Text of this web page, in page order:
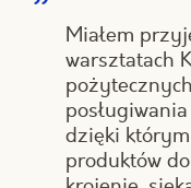
Miałem
warsztatach
dzięki
produktów